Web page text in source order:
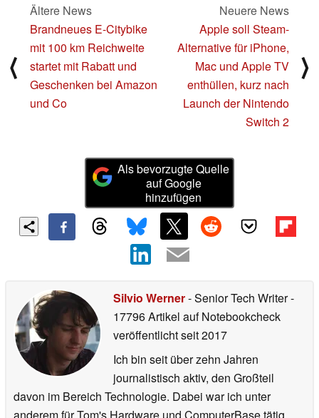
⟨
Ältere News
Brandneues E-Citybike
mit 100 km Reichweite
startet mit Rabatt und
Geschenken bei Amazon
und Co
Neuere News
Apple soll Steam-
Alternative für iPhone,
Mac und Apple TV
enthüllen, kurz nach
Launch der Nintendo
Switch 2
⟩
Als bevorzugte Quelle
auf Google
hinzufügen
Silvio Werner- Senior Tech Writer-
17796 Artikel auf Notebookcheck
veröffentlichtseit 2017
Ich bin seit über zehn Jahren
journalistisch aktiv, den Großteil
davon im Bereich Technologie. Dabei war ich unter